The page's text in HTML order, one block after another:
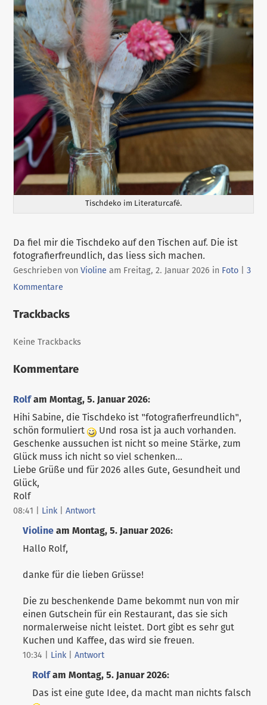
Tischdeko im Literaturcafé.
Da fiel mir die Tischdeko auf den Tischen auf. Die ist
fotografierfreundlich, das liess sich machen.
Geschrieben vonVioline am Freitag, 2. Januar 2026 in Kategorien:
Foto |3
Kommentare
Trackbacks
Keine Trackbacks
Kommentare
RolfamMontag, 5. Januar 2026:
Hihi Sabine, die Tischdeko ist "fotografierfreundlich",
schön formuliert
Und rosa ist ja auch vorhanden.
Geschenke aussuchen ist nicht so meine Stärke, zum
Glück muss ich nicht so viel schenken...
Liebe Grüße und für 2026 alles Gute, Gesundheit und
Glück,
Rolf
08:41 Link |Antwort
Violine amMontag, 5. Januar 2026:
Hallo Rolf,
danke für die lieben Grüsse!
Die zu beschenkende Dame bekommt nun von mir
einen Gutschein für ein Restaurant, das sie sich
normalerweise nicht leistet. Dort gibt es sehr gut
Kuchen und Kaffee, das wird sie freuen.
10:34 Link |Antwort
RolfamMontag, 5. Januar 2026:
Das ist eine gute Idee, da macht man nichts falsch